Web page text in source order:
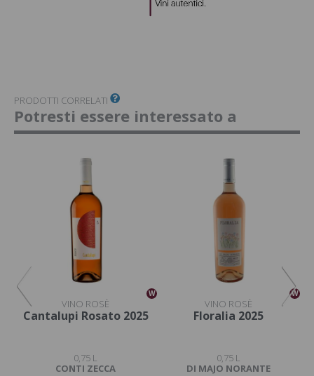
PRODOTTI CORRELATI
Potresti essere interessato a
W
VINO ROSÈ
Cantalupi Rosato 2025
0,75 L
CONTI ZECCA
W
VINO ROSÈ
Floralia 2025
0,75 L
DI MAJO NORANTE